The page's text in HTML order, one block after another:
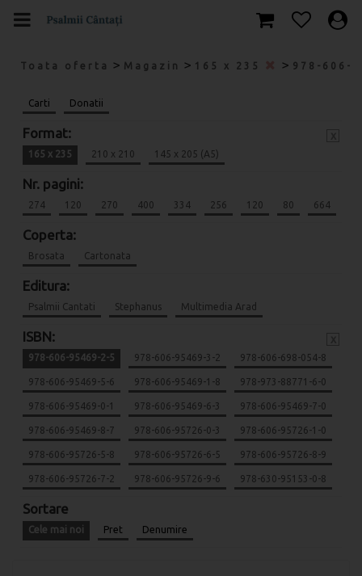
Toata oferta > Magazin > 165 x 235 > 978-606-
Carti Donatii
Format:
165 x 235 210 x 210 145 x 205 (A5)
Nr. pagini:
274 120 270 400 334 256 120 80 664
Coperta:
Brosata Cartonata
Editura:
Psalmii Cantati Stephanus Multimedia Arad
ISBN:
978-606-95469-2-5 978-606-95469-3-2 978-606-698-054-8
978-606-95469-5-6 978-606-95469-1-8 978-973-88771-6-0
978-606-95469-0-1 978-606-95469-6-3 978-606-95469-7-0
978-606-95469-8-7 978-606-95726-0-3 978-606-95726-1-0
978-606-95726-5-8 978-606-95726-6-5 978-606-95726-8-9
978-606-95726-7-2 978-606-95726-9-6 978-630-95153-0-8
Sortare
Cele mai noi Pret Denumire